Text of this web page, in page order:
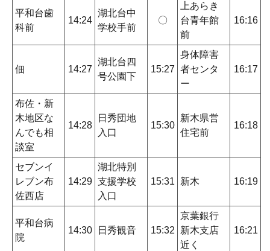
平和台歯
科前
14:24
湖北台中
学校手前
〇
上あらき
台青年館
前
16:16
佃 14:27
湖北台四
号公園下
15:27
身体障害
者センタ
ー
16:17
布佐・新
木地区な
んでも相
談室
14:28
日秀団地
入口
15:30
新木県営
住宅前
16:18
セブンイ
レブン布
佐西店
14:29
湖北特別
支援学校
入口
15:31 新木 16:19
平和台病
院
14:30 日秀観音 15:32
京葉銀行
新木支店
近く
16:21